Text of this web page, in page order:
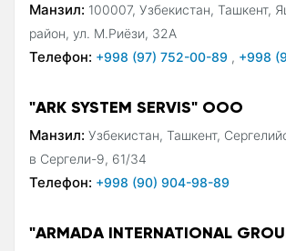
Манзил: 100007, Узбекистан, Ташкент,
район, ул. М.Риёзи, 32А
Телефон: +998 (97) 752-00-89 , +998
"ARK SYSTEM SERVIS" ООО
Манзил: Узбекистан, Ташкент,
в Сергели-9, 61/34
Телефон: +998 (90) 904-98-89
"ARMADA INTERNATIONAL